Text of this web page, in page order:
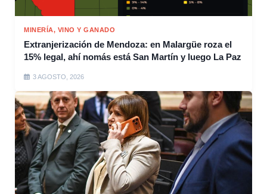
MINERÍA, VINO Y GANADO
Extranjerización de Mendoza: en Malargüe roza el
15% legal, ahí nomás está San Martín y luego La Paz
3 AGOSTO, 2026